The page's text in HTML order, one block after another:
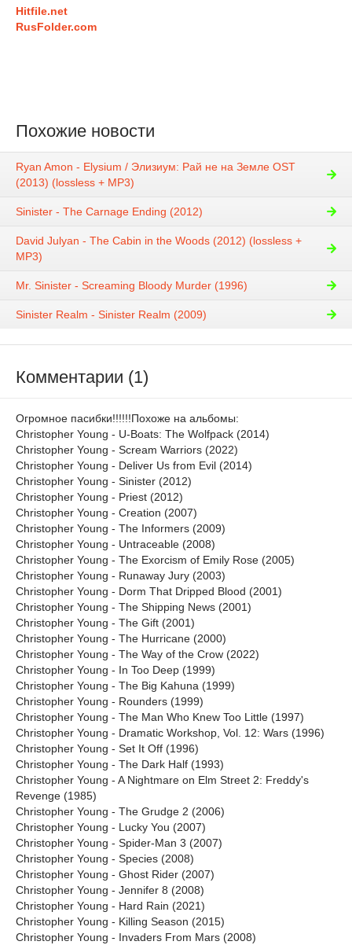
Hitfile.net
RusFolder.com
Похожие новости
Ryan Amon - Elysium / Элизиум: Рай не на Земле OST
(2013) (lossless + MP3)
Sinister - The Carnage Ending (2012)
David Julyan - The Cabin in the Woods (2012) (lossless +
MP3)
Mr. Sinister - Screaming Bloody Murder (1996)
Sinister Realm - Sinister Realm (2009)
Комментарии (1)
Огромное пасибки!!!!!!Похоже на альбомы:
Christopher Young - U-Boats: The Wolfpack (2014)
Christopher Young - Scream Warriors (2022)
Christopher Young - Deliver Us from Evil (2014)
Christopher Young - Sinister (2012)
Christopher Young - Priest (2012)
Christopher Young - Creation (2007)
Christopher Young - The Informers (2009)
Christopher Young - Untraceable (2008)
Christopher Young - The Exorcism of Emily Rose (2005)
Christopher Young - Runaway Jury (2003)
Christopher Young - Dorm That Dripped Blood (2001)
Christopher Young - The Shipping News (2001)
Christopher Young - The Gift (2001)
Christopher Young - The Hurricane (2000)
Christopher Young - The Way of the Crow (2022)
Christopher Young - In Too Deep (1999)
Christopher Young - The Big Kahuna (1999)
Christopher Young - Rounders (1999)
Christopher Young - The Man Who Knew Too Little (1997)
Christopher Young - Dramatic Workshop, Vol. 12: Wars (1996)
Christopher Young - Set It Off (1996)
Christopher Young - The Dark Half (1993)
Christopher Young - A Nightmare on Elm Street 2: Freddy's
Revenge (1985)
Christopher Young - The Grudge 2 (2006)
Christopher Young - Lucky You (2007)
Christopher Young - Spider-Man 3 (2007)
Christopher Young - Species (2008)
Christopher Young - Ghost Rider (2007)
Christopher Young - Jennifer 8 (2008)
Christopher Young - Hard Rain (2021)
Christopher Young - Killing Season (2015)
Christopher Young - Invaders From Mars (2008)